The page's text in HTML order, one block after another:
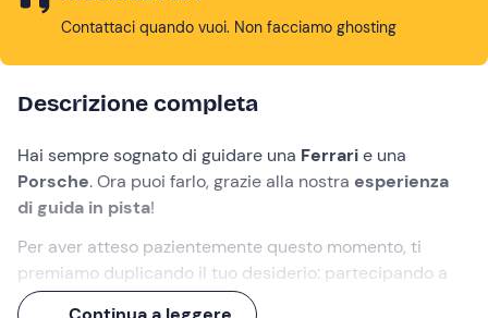
Contattaci quando vuoi. Non facciamo ghosting
Descrizione completa
Hai sempre sognato di guidare una Ferrarie una
Porsche. Ora puoi farlo, grazie alla nostra esperienza
di guida in pista!
Per aver atteso pazientemente questo momento, ti
premiamo duplicando il tuo desiderio: partecipando a
questa attività potrai guidare una